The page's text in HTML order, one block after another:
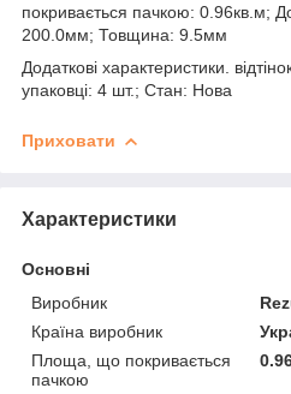
покривається пачкою: 0.96кв.м;
200.0мм; Товщина: 9.5мм
Додаткові характеристики.
упаковці: 4 шт.; Стан: Нова
Приховати
Характеристики
Основні
Виробник
Країна виробник
Площа, що покривається
пачкою